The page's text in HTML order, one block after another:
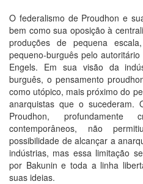
O federalismo de Proudhon e
bem como sua oposição à
produções de pequena
pequeno-burguês pelo
Engels. Em sua visão da
burguês, o pensamento
como utópico, mais próximo do
anarquistas que o sucederam.
Proudhon, profundamente
contemporâneos, não
possibilidade de alcançar a
indústrias, mas essa limitação
por Bakunin e toda a linha
suas ideias.